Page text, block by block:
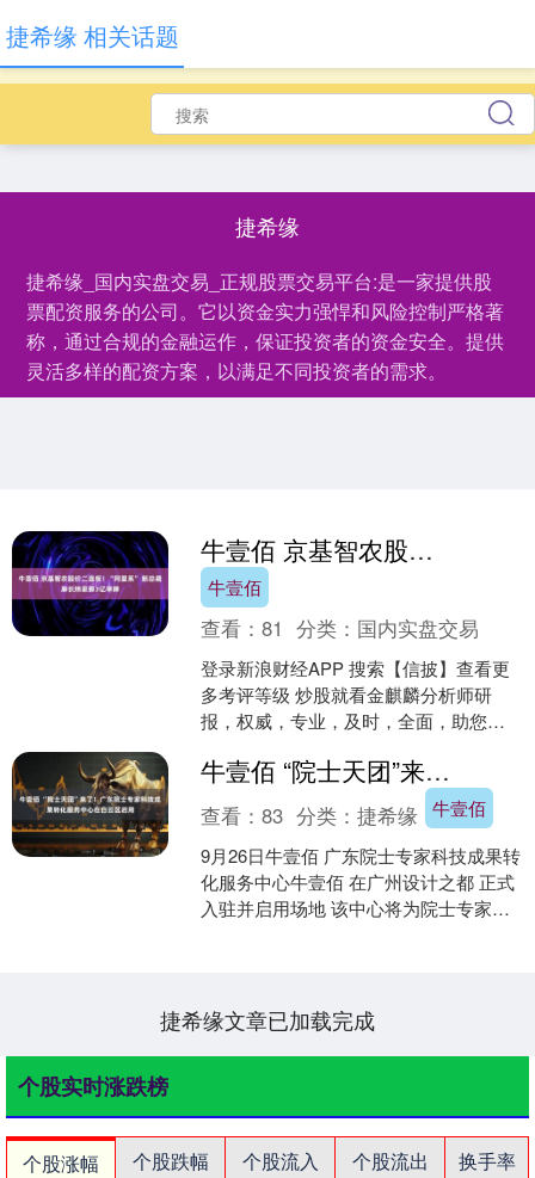
捷希缘
捷希缘_国内实盘交易_正规股票交易平台:是一家提供股
票配资服务的公司。它以资金实力强悍和风险控制严格著
称，通过合规的金融运作，保证投资者的资金安全。提供
灵活多样的配资方案，以满足不同投资者的需求。
捷希缘 相关话题
牛壹佰 京基智农股价二连板！“阿里系” 新总裁麻长炜豪掷3亿举牌
牛壹佰
查看：81 分类： 国内实盘交易
登录新浪财经APP 搜索【信披】查看更
多考评等级 炒股就看金麒麟分析师研
报，权威，专业，及时，全面，助您挖
裁近4亿元的“举....
牛壹佰 “院士天团”来了！广东院士专家科技成果转化服务中心在白云区启用
牛壹佰
查看：83 分类：捷希缘
9月26日牛壹佰 广东院士专家科技成果转
化服务中心牛壹佰 在广州设计之都 正式
入驻并启用场地 该中心将为院士专家和
捷希缘文章已加载完成
个股实时涨跌榜
个股涨幅 个股跌幅 个股流入 个股流出
换手率